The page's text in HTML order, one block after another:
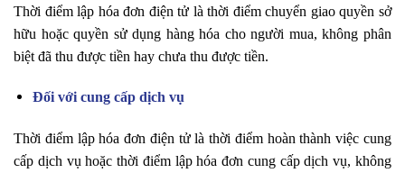
Thời điểm lập hóa đơn điện tử là thời điểm chuyển giao quyền sở
hữu hoặc quyền sử dụng hàng hóa cho người mua, không phân
biệt đã thu được tiền hay chưa thu được tiền.
Đối với cung cấp dịch vụ
Thời điểm lập hóa đơn điện tử là thời điểm hoàn thành việc cung
cấp dịch vụ hoặc thời điểm lập hóa đơn cung cấp dịch vụ, không